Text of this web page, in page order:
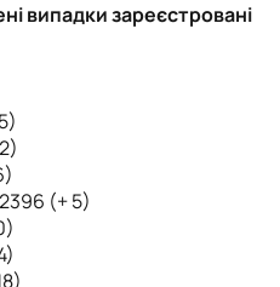
випадки зареєстровані
(+ 5)